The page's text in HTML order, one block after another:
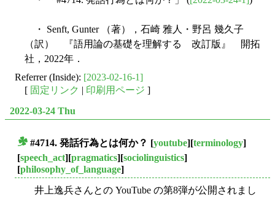
・ Senft, Gunter （著），石崎 雅人・野呂 幾久子
（訳） 『語用論の基礎を理解する 改訂版』 開拓
社，2022年．
Referrer (Inside): [2023-02-16-1]
[ 固定リンク | 印刷用ページ ]
2022-03-24 Thu
#4714. 発話行為とは何か？ [youtube][terminology]
[speech_act][pragmatics][sociolinguistics]
[philosophy_of_language]
井上逸兵さんとの YouTube の第8弾が公開されまし